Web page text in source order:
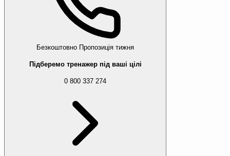
Безкоштовно Пропозиція тижня
Підберемо тренажер під ваші цілі
0 800 337 274